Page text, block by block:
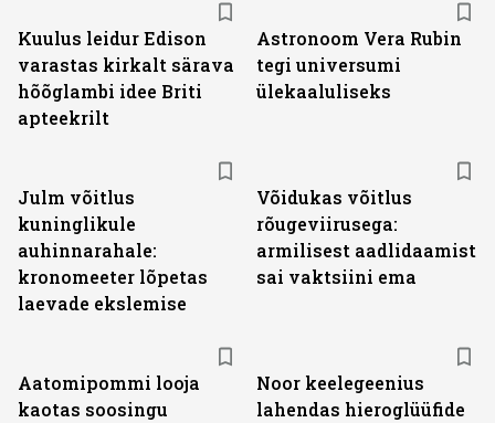
Kuulus leidur Edison
varastas kirkalt särava
hõõglambi idee Briti
apteekrilt
Astronoom Vera Rubin
tegi universumi
ülekaaluliseks
Julm võitlus
kuninglikule
auhinnarahale:
kronomeeter lõpetas
laevade ekslemise
Võidukas võitlus
rõugeviirusega:
armilisest aadlidaamist
sai vaktsiini ema
Aatomipommi looja
kaotas soosingu
Noor keelegeenius
lahendas hieroglüüfide